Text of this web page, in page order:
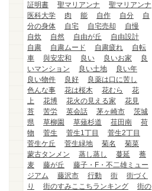
証明書
聖マリアンナ
聖マリアンナ
医科大学
肉 能 自作 自分
自
分の身体
自宅 自宅売却
自慢
自炊
自然 自由が丘
自由設計
自粛
自粛ムード 自粛疲れ
自転
車
與安宏和 良い 良いお家
良
いマンション
良い土地
良い年
良い物件
良好
良薬は口に苦し
色んな事
花は桜木 花むら
花
上
花博 花火の見える家
花見
苔
苦労 英会話 茅ヶ崎市
茨城
県
草柳園 草薙杉道 荏田南
荷
物
菅生 菅生1丁目
菅生2丁目
菅生ケ丘
菅生緑地 菊名
菊菜
蒙古タンメン
蒸し蒸し 蔓延
蕎
麦
藤が丘
藤子・F・不二雄ミュー
ジアム
藤沢市 行動 街
街づく
り
街のすみここちランキング
街の